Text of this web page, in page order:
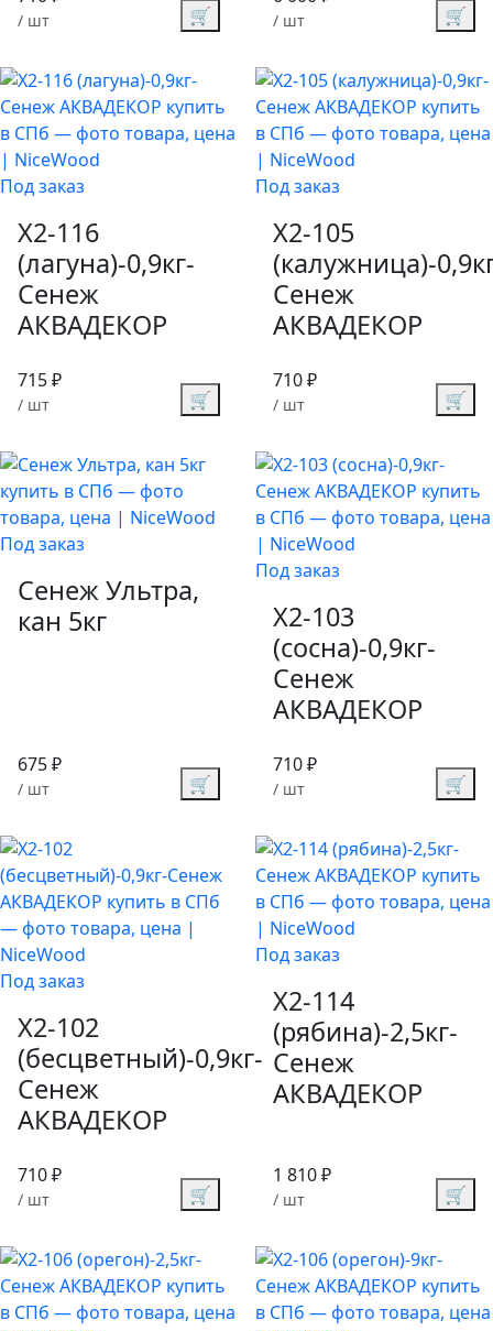
/ шт 🛒 / шт 🛒
Под заказ
X2-116
(лагуна)-0,9кг-
Сенеж
АКВАДЕКОР
715 ₽
/ шт 🛒
Под заказ
X2-105
(калужница)-
Сенеж
АКВАДЕКОР
710 ₽
/ шт 🛒
Под заказ
Сенеж Ультра,
кан 5кг
675 ₽
/ шт 🛒
Под заказ
X2-103
(сосна)-0,9кг-
Сенеж
АКВАДЕКОР
710 ₽
/ шт 🛒
Под заказ
X2-102
(бесцветный)-0,9кг-
Сенеж
АКВАДЕКОР
710 ₽
/ шт 🛒
Под заказ
X2-114
(рябина)-2,5кг-
Сенеж
АКВАДЕКОР
1 810 ₽
/ шт 🛒